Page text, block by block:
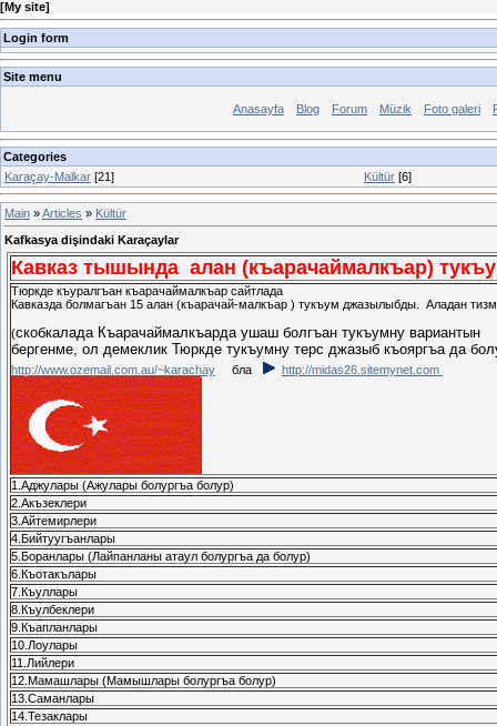
[My site]
Login form
Site menu
Anasayfa Blog Forum Müzik Foto galeri
Categories
Karaçay-Malkar [21] Kültür [6]
Main »Articles » Kültür
Kafkasya dişindaki Karaçaylar
Кавказ тышында алан (къарачаймалкъар)
Тюркде къуралгъан къарачаймалкъар сайтлада
Кавказда болмагъан 15 алан (къарачай-малкъар ) тукъум джазылыбды. Аладан
(скобкалада Къарачаймалкъарда ушаш болгъан тукъумну вариантын
бергенме, ол демеклик Тюркде тукъумну терс джазыб къояргъа да
http://www.ozemail.com.au/~karachay бла http://midas26.sitemynet.com
1.Аджулары (Ажулары болургъа болур)
2.Акъзеклери
3.Айтемирлери
4.Бийтуугъанлары
5.Боранлары (Лайпанланы атаул болургъа да болур)
6.Къотакълары
7.Къуллары
8.Къулбеклери
9.Къапланлары
10.Лоулары
11.Лийлери
12.Мамашлары (Мамышлары болургъа болур)
13.Саманлары
14.Тезаклары